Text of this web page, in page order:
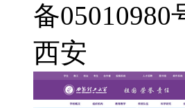
备05010980
西安